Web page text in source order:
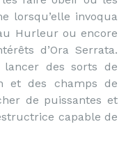
lorsqu’elle invoqua
Hurleur ou encore
d’Ora Serrata.
lancer des sorts de
et des champs de
de puissantes et
capable de